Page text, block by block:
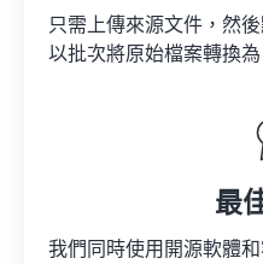
只需上傳來源文件，然
以批次將原始檔案轉換為
最
我們同時使用開源軟體